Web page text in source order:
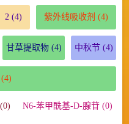
2 (4) 紫外线吸收剂 (4)
甘草提取物(4) 中秋节(4)
N6-苯甲酰基-D-腺苷 (0)